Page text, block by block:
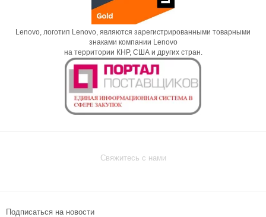
Lenovo, логотип Lenovo, являются зарегистрированными товарными
знаками компании Lenovo
на территории КНР, США и других стран.
Свяжитесь с нами
Подписаться на новости